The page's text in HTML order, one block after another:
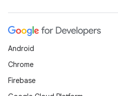
Android
Chrome
Firebase